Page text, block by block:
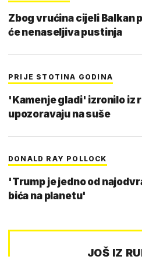
Zbog vrućina cijeli Balkan
će nenaseljiva pustinja
PRIJE STOTINA GODINA
'Kamenje gladi' izronilo iz
upozoravaju na suše
DONALD RAY POLLOCK
'Trump je jedno od
bića na planetu'
JOŠ IZ